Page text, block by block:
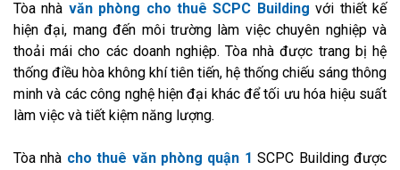
Tòa nhà văn phòng cho thuê SCPC Building với thiết kế
hiện đại, mang đến môi trường làm việc chuyên nghiệp và
thoải mái cho các doanh nghiệp. Tòa nhà được trang bị hệ
thống điều hòa không khí tiên tiến, hệ thống chiếu sáng thông
minh và các công nghệ hiện đại khác để tối ưu hóa hiệu suất
làm việc và tiết kiệm năng lượng.
Tòa nhà cho thuê văn phòng quận 1 SCPC Building được